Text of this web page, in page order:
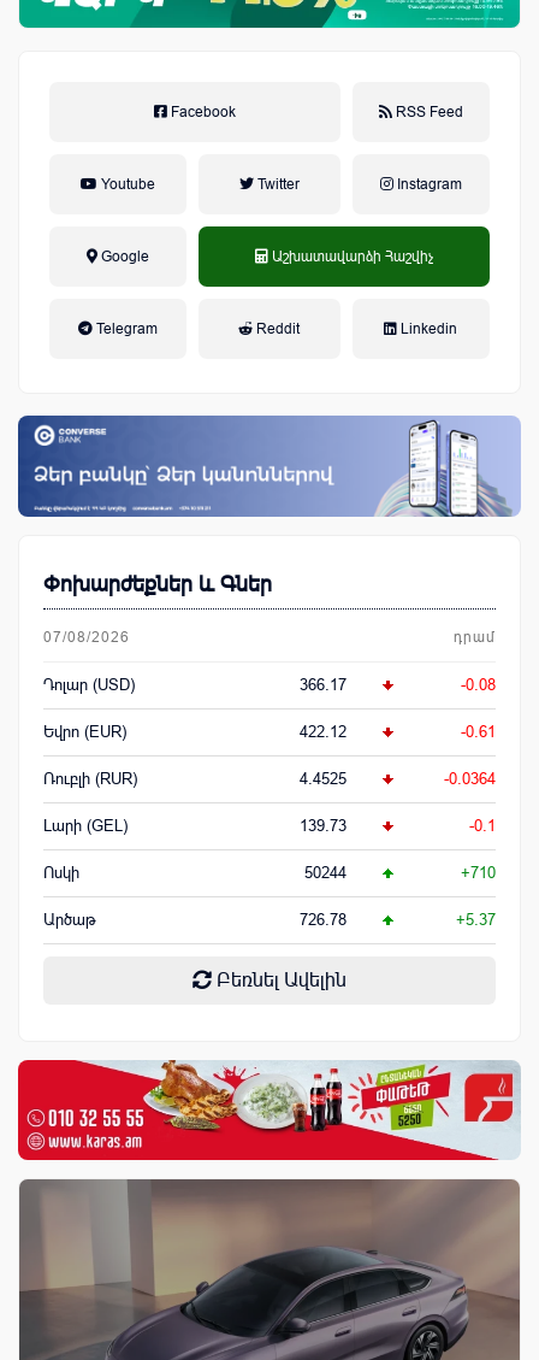
Facebook RSS Feed
Youtube Twitter Instagram
Google Աշխատավարձի Հաշվիչ
Telegram Reddit Linkedin
Փոխարժեքներ և Գներ
07/08/2026 դրամ
Դոլար (USD) 366.17 -0.08
Եվրո (EUR) 422.12 -0.61
Ռուբլի (RUR) 4.4525 -0.0364
Լարի (GEL) 139.73 -0.1
Ոսկի 50244 +710
Արծաթ 726.78 +5.37
Բեռնել Ավելին